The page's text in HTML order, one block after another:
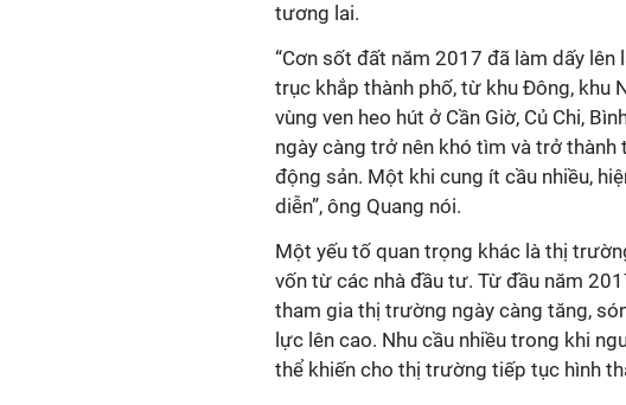
tương lai.
“Cơn sốt đất năm 2017 đã làm dấy
trục khắp thành phố, từ khu Đông, khu
vùng ven heo hút ở Cần Giờ, Củ Chi,
ngày càng trở nên khó tìm và trở
động sản. Một khi cung ít cầu nhiều,
diễn”, ông Quang nói.
Một yếu tố quan trọng khác là thị
vốn từ các nhà đầu tư. Từ đầu năm
tham gia thị trường ngày càng tăng,
lực lên cao. Nhu cầu nhiều trong khi
thể khiến cho thị trường tiếp tục hình